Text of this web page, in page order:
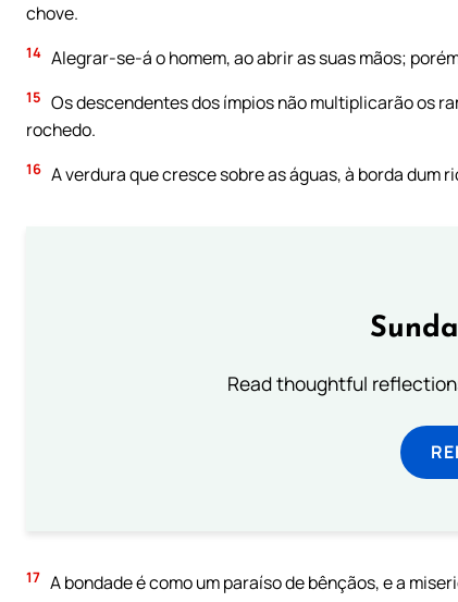
chove.
14 Alegrar-se-á o homem, ao abrir as suas mãos;
15 Os descendentes dos ímpios não multiplicarão os
rochedo.
16 A verdura que cresce sobre as águas, à borda dum
Read thoughtful
17 A bondade é como um paraíso de bênçãos, e a